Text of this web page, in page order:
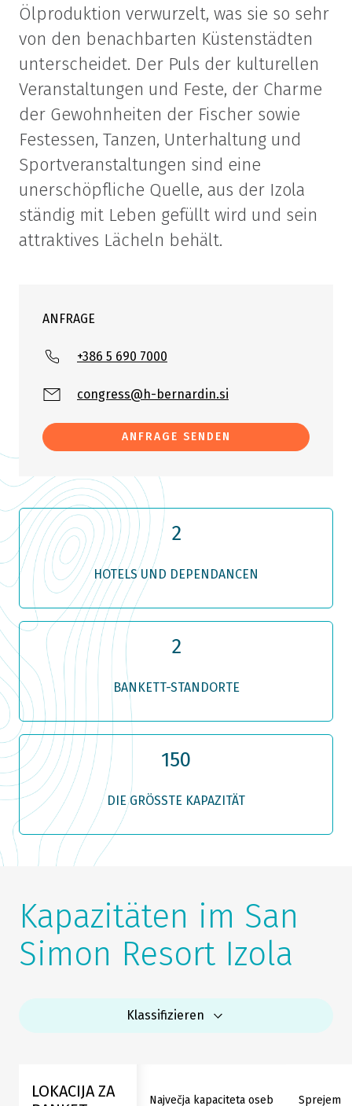
Ölproduktion verwurzelt, was sie so sehr
von den benachbarten Küstenstädten
unterscheidet. Der Puls der kulturellen
Veranstaltungen und Feste, der Charme
der Gewohnheiten der Fischer sowie
Festessen, Tanzen, Unterhaltung und
Sportveranstaltungen sind eine
unerschöpfliche Quelle, aus der Izola
ständig mit Leben gefüllt wird und sein
attraktives Lächeln behält.
ANFRAGE
+386 5 690 7000
congress@h-bernardin.si
ANFRAGE SENDEN
2
HOTELS UND DEPENDANCEN
2
BANKETT-STANDORTE
150
DIE GRÖSSTE KAPAZITÄT
Kapazitäten im San
Simon Resort Izola
Klassifizieren
LOKACIJA ZA
Največja kapaciteta oseb Sprejem